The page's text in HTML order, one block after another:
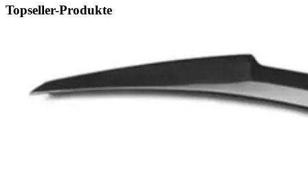
Topseller-Produkte